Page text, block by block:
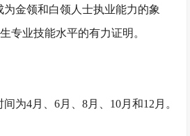
为金领和白领人士执业能力的象
专业技能水平的有力证明。
间为4月、6月、8月、10月和12月。